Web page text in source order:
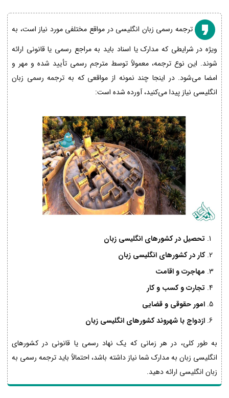
ترجمه رسمی زبان انگلیسی در مواقع مختلفی مورد نیاز است، به
ویژه در شرایطی که مدارک یا اسناد باید به مراجع رسمی یا قانونی ارائه
شوند. این نوع ترجمه، معمولاً توسط مترجم رسمی تأیید شده و مهر و
امضا می‌شود. در اینجا چند نمونه از مواقعی که به ترجمه رسمی زبان
انگلیسی نیاز پیدا می‌کنید، آورده شده است:
تحصیل در کشورهای انگلیسی زبان
کار در کشورهای انگلیسی زبان
مهاجرت و اقامت
تجارت و کسب و کار
امور حقوقی و قضایی
ازدواج با شهروند کشورهای انگلیسی زبان
به طور کلی، در هر زمانی که یک نهاد رسمی یا قانونی در کشورهای
انگلیسی زبان به مدارک شما نیاز داشته باشد، احتمالاً باید ترجمه رسمی به
زبان انگلیسی ارائه دهید.